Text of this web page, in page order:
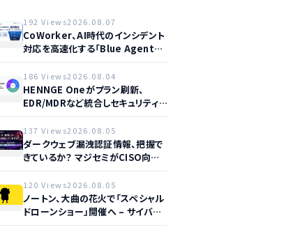
192 Views2026.08.07
CoWorker、AI時代のインシデント
対応を高速化する「Blue Agent
CoWork」を提供開始
186 Views2026.08.04
HENNGE Oneがプラン刷新、
EDR/MDRなど統合しセキュリティ
強化へ
137 Views2026.08.05
ダークウェブ漏洩認証情報、把握で
きているか？ マジセミがCISO向け
ウェビナー開催へ
120 Views2026.08.05
ノートン、大曲の花火で「スペシャル
ドローンショー」開催へ – サイバー
セーフティ啓発